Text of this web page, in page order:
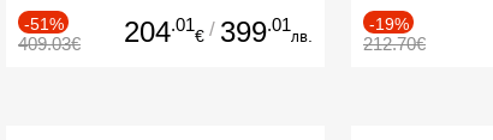
-51%
409.03€ 204.01
€ / 399.01
лв.
-19%
212.70€